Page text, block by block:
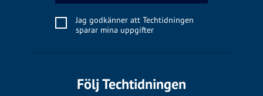
Jag godkänner att Techtidningen
sparar mina uppgifter
Följ Techtidningen